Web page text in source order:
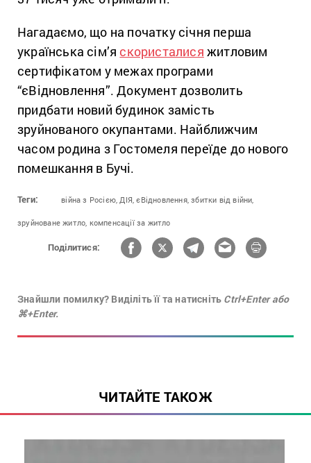
Нагадаємо, що на початку січня перша
українська сім’я скористалися житловим
сертифікатом у межах програми
“єВідновлення”. Документ дозволить
придбати новий будинок замість
зруйнованого окупантами. Найближчим
часом родина з Гостомеля переїде до нового
помешкання в Бучі.
Теги: війна з Росією, ДІЯ, єВідновлення, збитки від війни,
зруйноване житло, компенсації за житло
Поділитися:
Знайшли помилку? Виділіть її та натисніть Ctrl+Enter або
⌘+Enter.
ЧИТАЙТЕ ТАКОЖ